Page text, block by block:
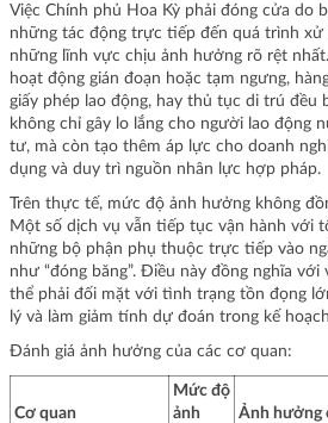
Việc Chính phủ Hoa Kỳ phải đóng cửa do
những tác động trực tiếp đến quá trình
những lĩnh vực chịu ảnh hưởng rõ rệt
hoạt động gián đoạn hoặc tạm ngưng,
giấy phép lao động, hay thủ tục di trú đều
không chỉ gây lo lắng cho người lao động
tư, mà còn tạo thêm áp lực cho doanh
dụng và duy trì nguồn nhân lực hợp pháp.
Trên thực tế, mức độ ảnh hưởng không
Một số dịch vụ vẫn tiếp tục vận hành với
những bộ phận phụ thuộc trực tiếp vào
như “đóng băng”. Điều này đồng nghĩa
thể phải đối mặt với tình trạng tồn đọng
lý và làm giảm tính dự đoán trong kế
Đánh giá ảnh hưởng của các cơ quan:
Cơ quan
Mức độ
ảnh
Ảnh hưởng